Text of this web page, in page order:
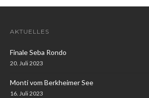
AKTUELLES
Finale Seba Rondo
20. Juli 2023
Monti vom Berkheimer See
16. Juli 2023